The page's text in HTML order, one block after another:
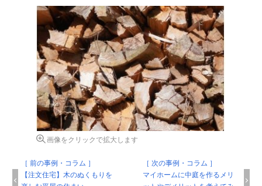
画像をクリックで拡大します
［ 前の事例・コラム ］
【注文住宅】木のぬくもりを
［ 次の事例・コラム ］
マイホームに中庭を作るメリ